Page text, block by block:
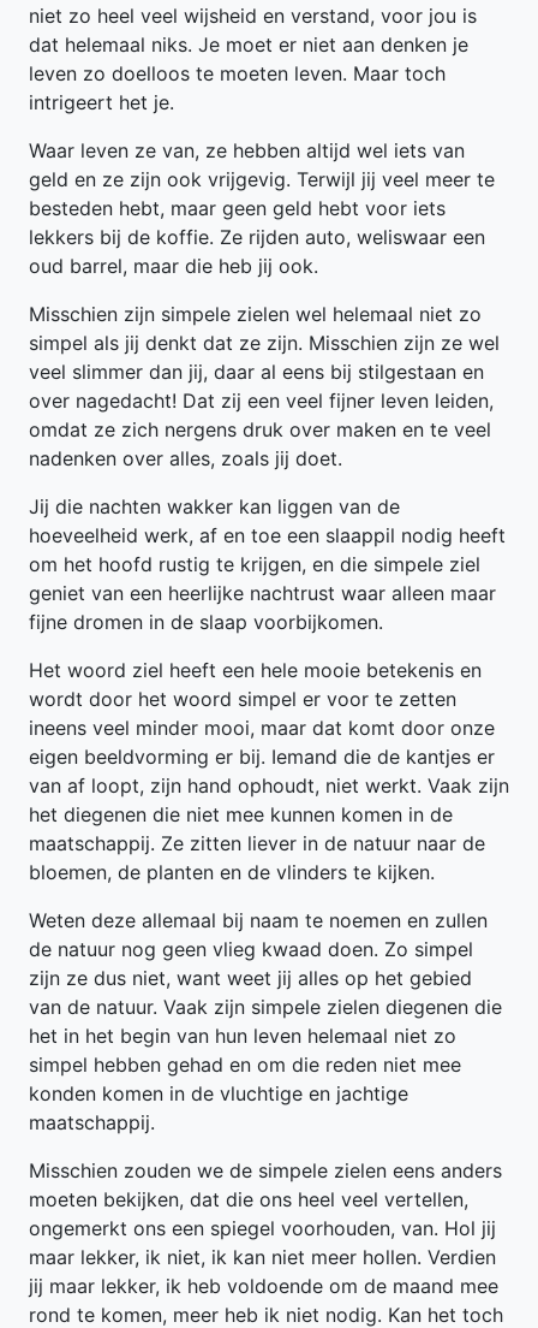
niet zo heel veel wijsheid en verstand, voor jou is
dat helemaal niks. Je moet er niet aan denken je
leven zo doelloos te moeten leven. Maar toch
intrigeert het je.
Waar leven ze van, ze hebben altijd wel iets van
geld en ze zijn ook vrijgevig. Terwijl jij veel meer te
besteden hebt, maar geen geld hebt voor iets
lekkers bij de koffie. Ze rijden auto, weliswaar een
oud barrel, maar die heb jij ook.
Misschien zijn simpele zielen wel helemaal niet zo
simpel als jij denkt dat ze zijn. Misschien zijn ze wel
veel slimmer dan jij, daar al eens bij stilgestaan en
over nagedacht! Dat zij een veel fijner leven leiden,
omdat ze zich nergens druk over maken en te veel
nadenken over alles, zoals jij doet.
Jij die nachten wakker kan liggen van de
hoeveelheid werk, af en toe een slaappil nodig heeft
om het hoofd rustig te krijgen, en die simpele ziel
geniet van een heerlijke nachtrust waar alleen maar
fijne dromen in de slaap voorbijkomen.
Het woord ziel heeft een hele mooie betekenis en
wordt door het woord simpel er voor te zetten
ineens veel minder mooi, maar dat komt door onze
eigen beeldvorming er bij. Iemand die de kantjes er
van af loopt, zijn hand ophoudt, niet werkt. Vaak zijn
het diegenen die niet mee kunnen komen in de
maatschappij. Ze zitten liever in de natuur naar de
bloemen, de planten en de vlinders te kijken.
Weten deze allemaal bij naam te noemen en zullen
de natuur nog geen vlieg kwaad doen. Zo simpel
zijn ze dus niet, want weet jij alles op het gebied
van de natuur. Vaak zijn simpele zielen diegenen die
het in het begin van hun leven helemaal niet zo
simpel hebben gehad en om die reden niet mee
konden komen in de vluchtige en jachtige
maatschappij.
Misschien zouden we de simpele zielen eens anders
moeten bekijken, dat die ons heel veel vertellen,
ongemerkt ons een spiegel voorhouden, van. Hol jij
maar lekker, ik niet, ik kan niet meer hollen. Verdien
jij maar lekker, ik heb voldoende om de maand mee
rond te komen, meer heb ik niet nodig. Kan het toch